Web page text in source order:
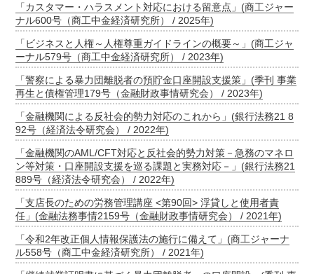
「カスタマー・ハラスメント対応における留意点」(商工ジャー
ナル600号（商工中金経済研究所） / 2025年)
「ビジネスと人権～人権尊重ガイドラインの概要～」(商工ジャ
ーナル579号（商工中金経済研究所） / 2023年)
「警察による暴力団離脱者の預貯金口座開設支援策」(季刊 事業
再生と債権管理179号（金融財政事情研究会） / 2023年)
「金融機関による反社会的勢力対応のこれから」(銀行法務21 8
92号（経済法令研究会） / 2022年)
「金融機関のAML/CFT対応と反社会的勢力対策－急務のマネロ
ン等対策・口座開設支援を巡る課題と実務対応－」(銀行法務21
889号（経済法令研究会） / 2022年)
「支店長のための労務管理講座 <第90回> 浮貸しと使用者責
任」(金融法務事情2159号（金融財政事情研究会） / 2021年)
「令和2年改正個人情報保護法の施行に備えて」(商工ジャーナ
ル558号（商工中金経済研究所） / 2021年)